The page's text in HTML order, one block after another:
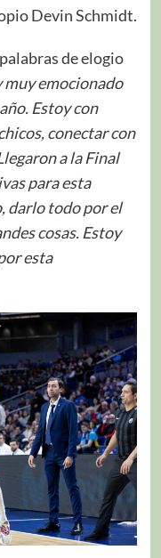
Devin Schmidt.
de elogio
muy emocionado
Estoy con
conectar con
a la Final
para esta
darlo todo por el
cosas. Estoy
esta